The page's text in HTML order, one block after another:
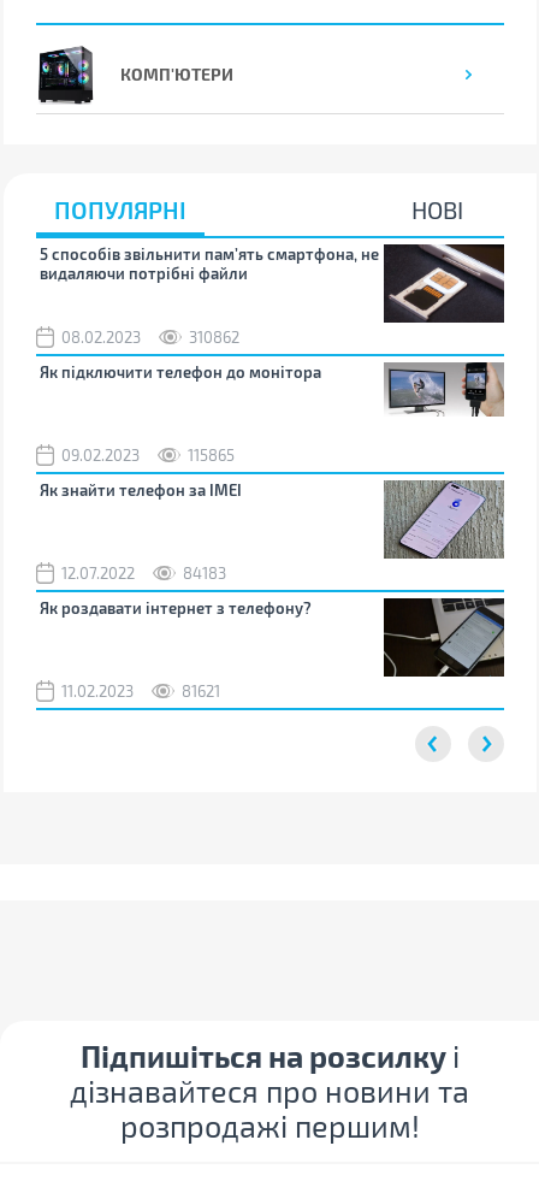
КОМП'ЮТЕРИ
ПОПУЛЯРНІ НОВІ
5 способів звільнити пам’ять смартфона, не
видаляючи потрібні файли
08.02.2023
310862
Як підключити телефон до монітора
09.02.2023
115865
Як знайти телефон за IMEI
12.07.2022
84183
Як роздавати інтернет з телефону?
11.02.2023 81621
Підпишіться на розсилку і
дізнавайтеся про новини та
розпродажі першим!